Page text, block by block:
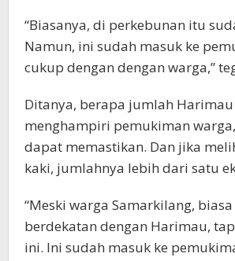
“Biasanya, di perkebunan itu
Namun, ini sudah masuk ke
cukup dengan dengan warga,”
Ditanya, berapa jumlah
menghampiri pemukiman
dapat memastikan. Dan jika
kaki, jumlahnya lebih dari satu
“Meski warga Samarkilang,
berdekatan dengan Harimau,
ini. Ini sudah masuk ke